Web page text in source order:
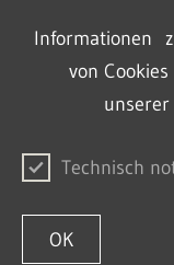
Informationen
von
unserer
Technisch
OK